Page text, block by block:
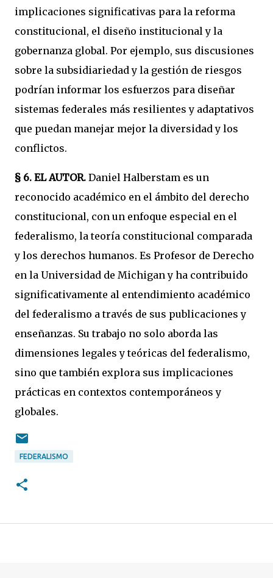
implicaciones significativas para la reforma
constitucional, el diseño institucional y la
gobernanza global. Por ejemplo, sus discusiones
sobre la subsidiariedad y la gestión de riesgos
podrían informar los esfuerzos para diseñar
sistemas federales más resilientes y adaptativos
que puedan manejar mejor la diversidad y los
conflictos.
§ 6. EL AUTOR. Daniel Halberstam es un
reconocido académico en el ámbito del derecho
constitucional, con un enfoque especial en el
federalismo, la teoría constitucional comparada
y los derechos humanos. Es Profesor de Derecho
en la Universidad de Michigan y ha contribuido
significativamente al entendimiento académico
del federalismo a través de sus publicaciones y
enseñanzas. Su trabajo no solo aborda las
dimensiones legales y teóricas del federalismo,
sino que también explora sus implicaciones
prácticas en contextos contemporáneos y
globales.
FEDERALISMO